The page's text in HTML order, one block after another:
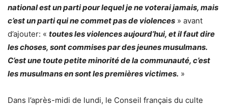
national est un parti pour lequel je ne voterai jamais, mais
c’est un parti qui ne commet pas de violences » avant
d’ajouter: « toutes les violences aujourd’hui, et il faut dire
les choses, sont commises par des jeunes musulmans.
C’est une toute petite minorité de la communauté, c’est
les musulmans en sont les premières victimes. »
Dans l’après-midi de lundi, le Conseil français du culte